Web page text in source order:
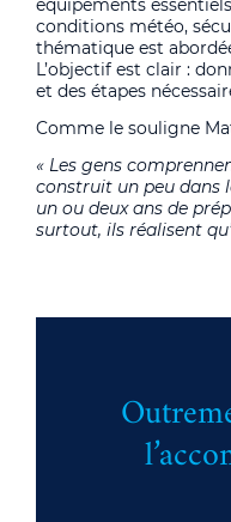
équipements
conditions météo,
thématique est
L’objectif est clair :
et des étapes
Comme le souligne
« Les gens
construit un peu dans
un ou deux ans de
surtout, ils réalisent